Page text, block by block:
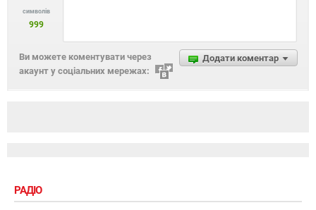
символів
999
Додати коментар
Ви можете коментувати через
акаунт у соціальних мережах:
РАДІО